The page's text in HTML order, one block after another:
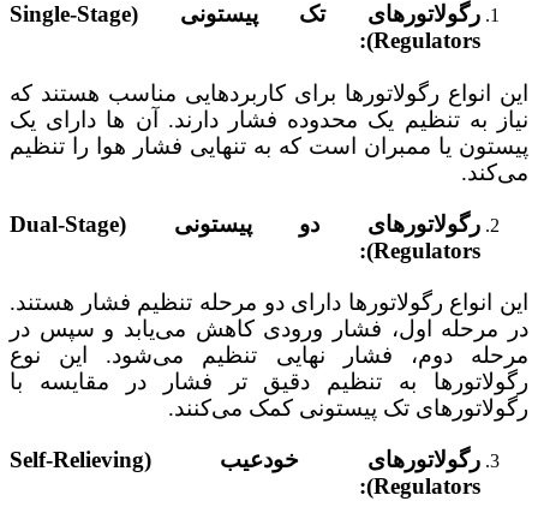
رگولاتورهای تک پیستونی (Single-Stage
Regulators):
این انواع رگولاتورها برای کاربردهایی مناسب هستند که
نیاز به تنظیم یک محدوده فشار دارند. آن‌ ها دارای یک
پیستون یا ممبران است که به تنهایی فشار هوا را تنظیم
می‌کند.
رگولاتورهای دو پیستونی (Dual-Stage
Regulators):
این انواع رگولاتورها دارای دو مرحله تنظیم فشار هستند.
در مرحله اول، فشار ورودی کاهش می‌یابد و سپس در
مرحله دوم، فشار نهایی تنظیم می‌شود. این نوع
رگولاتورها به تنظیم دقیق‌ تر فشار در مقایسه با
رگولاتورهای تک پیستونی کمک می‌کنند.
رگولاتورهای خودعیب (Self-Relieving
Regulators):